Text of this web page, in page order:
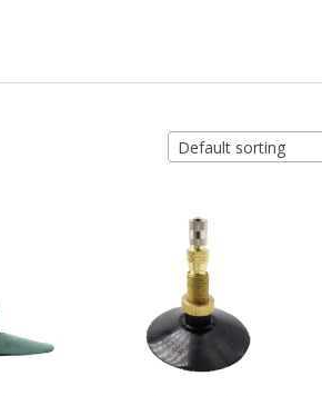
Default sorting